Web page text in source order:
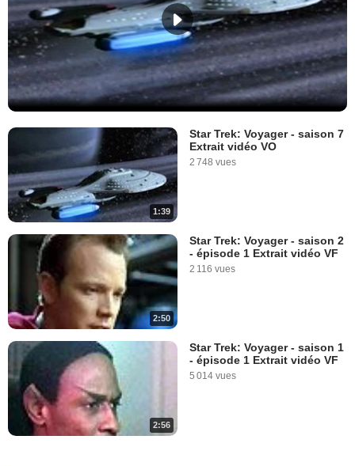
1:39
Star Trek: Voyager - saison 7
Extrait vidéo VO
2 748 vues
2:50
Star Trek: Voyager - saison 2
- épisode 1 Extrait vidéo VF
2 116 vues
2:56
Star Trek: Voyager - saison 1
- épisode 1 Extrait vidéo VF
5 014 vues